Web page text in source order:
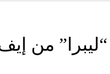
“ليبرا” من